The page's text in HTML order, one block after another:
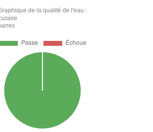
de la qualité de l'eau :